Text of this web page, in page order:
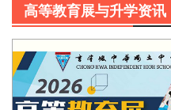
高等教育展与升学资讯